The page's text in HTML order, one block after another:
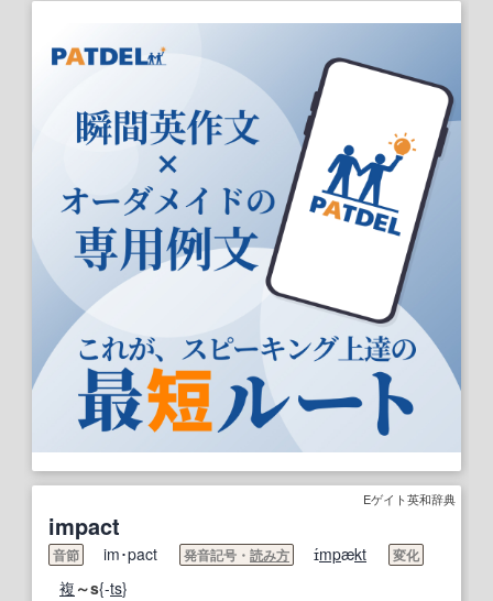
Eゲイト英和辞典
impact
音節 im･pact 発音記号・ 読み方 ɪ́mpækt 変化
複 ～s{-ts}